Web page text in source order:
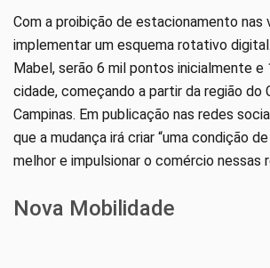
Com a proibição de estacionamento nas
implementar um esquema rotativo
Mabel, serão 6 mil pontos inicialmente
cidade, começando a partir da região do
Campinas. Em publicação nas redes
que a mudança irá criar “uma condição
melhor e impulsionar o comércio nessas
Nova Mobilidade